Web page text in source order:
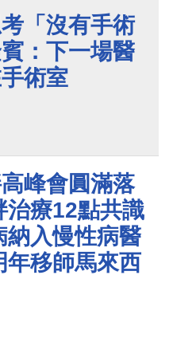
「沒有手術
：下一場醫
術室
峰會圓滿落
治療12點共識
納入慢性病醫
年移師馬來西